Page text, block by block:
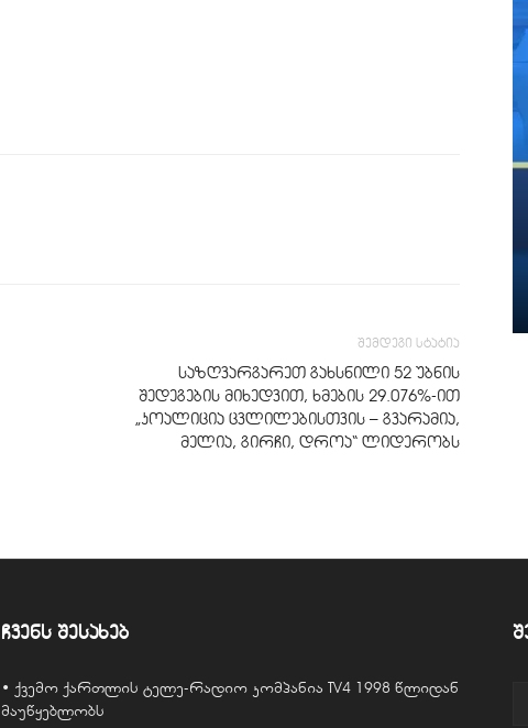
შემდეგი სტატია
საზღვარგარეთ გახსნილი 52 უბნის
შედეგების მიხედვით, ხმების 29.076%-ით
„კოალიცია ცვლილებისთვის – გვარამია,
მელია, გირჩი, დროა“ ლიდერობს
ჩვენს შესახებ
• ქვემო ქართლის ტელე-რადიო კომპანია TV4 1998 წლიდან
მაუწყებლობს